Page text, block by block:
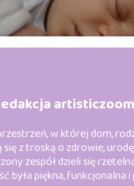
w której dom,
z troską o zdrowie,
zespół dzieli się
była piękna, funkcjonalna i